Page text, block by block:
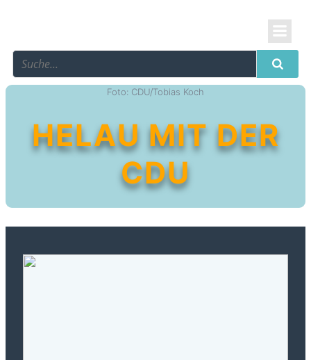
Foto: CDU/Tobias Koch
HELAU MIT DER
CDU